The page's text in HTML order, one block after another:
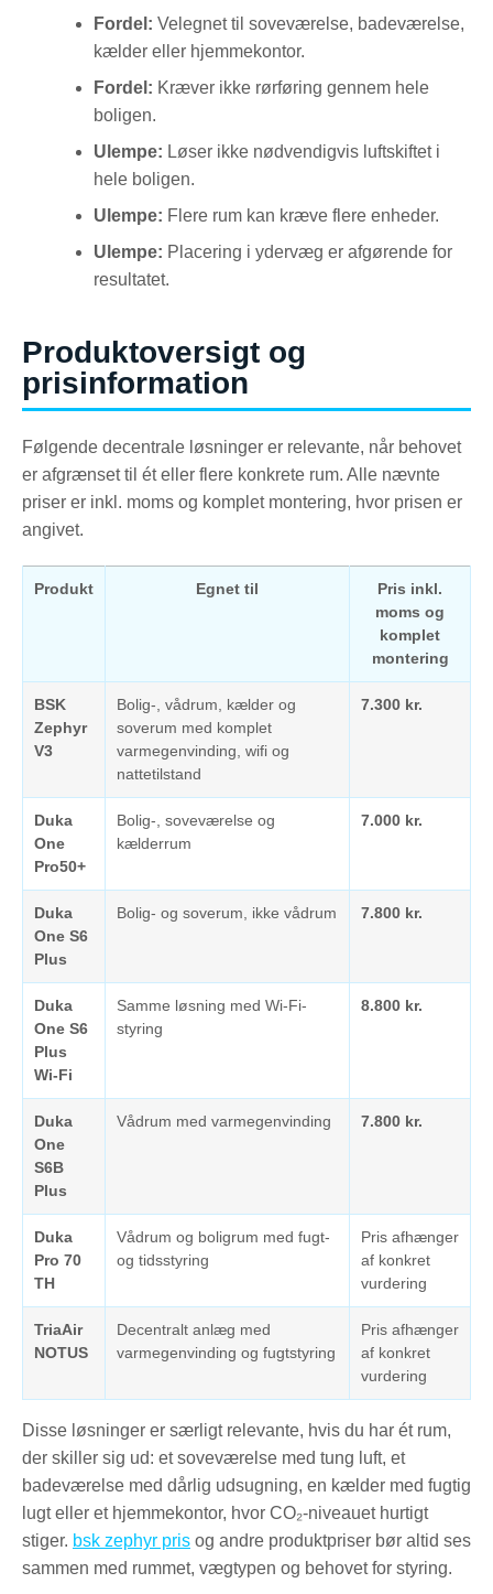
Fordel: Velegnet til soveværelse, badeværelse,
kælder eller hjemmekontor.
Fordel: Kræver ikke rørføring gennem hele
boligen.
Ulempe: Løser ikke nødvendigvis luftskiftet i
hele boligen.
Ulempe: Flere rum kan kræve flere enheder.
Ulempe: Placering i ydervæg er afgørende for
resultatet.
Produktoversigt og
prisinformation
Følgende decentrale løsninger er relevante, når behovet
er afgrænset til ét eller flere konkrete rum. Alle nævnte
priser er inkl. moms og komplet montering, hvor prisen er
angivet.
Produkt Egnet til
Pris inkl.
moms og
komplet
montering
BSK
Zephyr
V3
Bolig-, vådrum, kælder og
soverum med komplet
varmegenvinding, wifi og
nattetilstand
7.300 kr.
Duka
One
Pro50+
Bolig-, soveværelse og
kælderrum
7.000 kr.
Duka
One S6
Plus
Bolig- og soverum, ikke vådrum 7.800 kr.
Duka
One S6
Plus
Wi-Fi
Samme løsning med Wi-Fi-
styring
8.800 kr.
Duka
One
S6B
Plus
Vådrum med varmegenvinding 7.800 kr.
Duka
Pro 70
TH
Vådrum og boligrum med fugt-
og tidsstyring
Pris afhænger
af konkret
vurdering
TriaAir
NOTUS
Decentralt anlæg med
varmegenvinding og fugtstyring
Pris afhænger
af konkret
vurdering
Disse løsninger er særligt relevante, hvis du har ét rum,
der skiller sig ud: et soveværelse med tung luft, et
badeværelse med dårlig udsugning, en kælder med fugtig
lugt eller et hjemmekontor, hvor CO₂-niveauet hurtigt
stiger. bsk zephyr pris og andre produktpriser bør altid ses
sammen med rummet, vægtypen og behovet for styring.